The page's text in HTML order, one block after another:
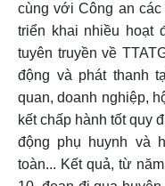
cùng với Công an
triển khai nhiều hoạt
tuyên truyền về
động và phát thanh
quan, doanh nghiệp,
kết chấp hành tốt quy
động phụ huynh và
toàn... Kết quả, từ